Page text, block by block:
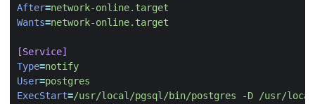
After=network-online.target
Wants=network-online.target
[Service]
Type=notify
User=postgres
ExecStart=/usr/local/pgsql/bin/postgres -D /usr/